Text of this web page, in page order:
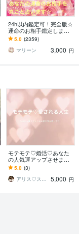
24h以内鑑定可！完全版☆
運命のお相手鑑定します
性格・外見・年・仕事・
名前・出会いの時期とき
っかけ・結婚生活
5.0 (2359)
マリーン
3,000 円
モテモテ♡婚活♡あなた
の人気運アップさせます
モテを引き寄せ♡マチア
プいいね数♪／各種sns／
愛の告白も♡
5.0 (3)
アリス♡スピリチュアルカウンセラー
5,000 円